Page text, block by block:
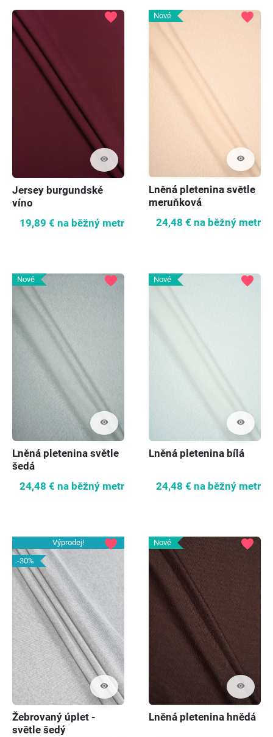
visibility
favorite
Jersey burgundské
víno
19,89 € na běžný metr
Nové
visibility
favorite
Lněná pletenina světle
meruňková
24,48 € na běžný metr
Nové
visibility
favorite
Lněná pletenina světle
šedá
24,48 € na běžný metr
Nové
visibility
favorite
Lněná pletenina bílá
24,48 € na běžný metr
Výprodej!
-30%
visibility
favorite
Žebrovaný úplet -
světle šedý
Nové
visibility
favorite
Lněná pletenina hnědá